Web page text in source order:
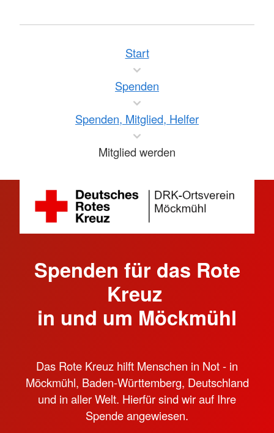
Start
Spenden
Spenden, Mitglied, Helfer
Mitglied werden
Spenden für das Rote
Kreuz
in und um Möckmühl
Das Rote Kreuz hilft Menschen in Not - in
Möckmühl, Baden-Württemberg, Deutschland
und in aller Welt. Hierfür sind wir auf Ihre
Spende angewiesen.